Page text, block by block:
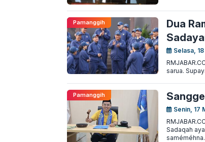
Pamanggih
Dua
Selasa,
sarua.
Pamanggih
Senin, 17
Sadaqah